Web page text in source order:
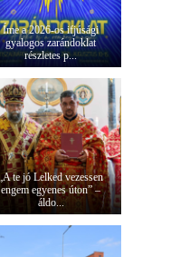
Íme a 2026-os ifjúsági
gyalogos zarándoklat
részletes p...
„A te jó Lelked vezessen
engem egyenes úton” –
áldo...